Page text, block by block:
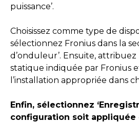
puissance’.
Choisissez comme type de
sélectionnez Fronius dans la
d’onduleur’. Ensuite, attribuez
statique indiquée par Fronius
l’installation appropriée dans
Enfin, sélectionnez
configuration soit